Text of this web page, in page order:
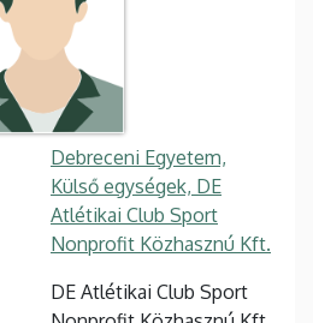
Debreceni Egyetem,
Külső egységek, DE
Atlétikai Club Sport
Nonprofit Közhasznú Kft.
DE Atlétikai Club Sport